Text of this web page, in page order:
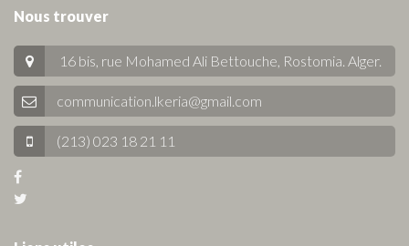
Nous trouver
16 bis, rue Mohamed Ali Bettouche, Rostomia. Alger.
communication.lkeria@gmail.com
(213) 023 18 21 11